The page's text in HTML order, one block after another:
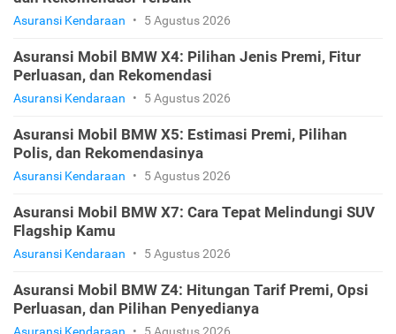
Asuransi Kendaraan • 5 Agustus 2026
Asuransi Mobil BMW X4: Pilihan Jenis Premi, Fitur
Perluasan, dan Rekomendasi
Asuransi Kendaraan • 5 Agustus 2026
Asuransi Mobil BMW X5: Estimasi Premi, Pilihan
Polis, dan Rekomendasinya
Asuransi Kendaraan • 5 Agustus 2026
Asuransi Mobil BMW X7: Cara Tepat Melindungi SUV
Flagship Kamu
Asuransi Kendaraan • 5 Agustus 2026
Asuransi Mobil BMW Z4: Hitungan Tarif Premi, Opsi
Perluasan, dan Pilihan Penyedianya
Asuransi Kendaraan • 5 Agustus 2026